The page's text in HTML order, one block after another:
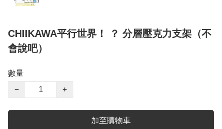
CHIIKAWA平行世界！ ？ 分層壓克力支架（不
會說吧）
數量
−
+
加至購物車